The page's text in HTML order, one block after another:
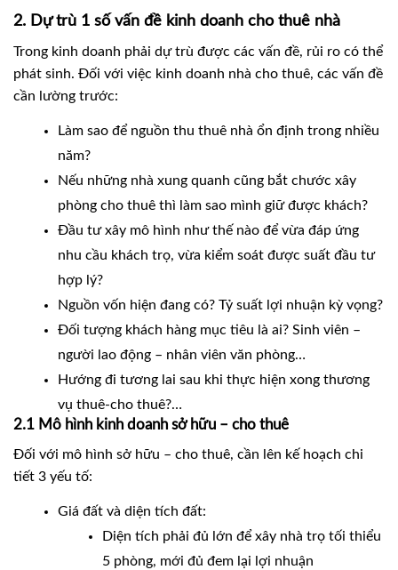
2. Dự trù 1 số vấn đề kinh doanh cho thuê nhà
Trong kinh doanh phải dự trù được các vấn đề, rủi ro có thể
phát sinh. Đối với việc kinh doanh nhà cho thuê, các vấn đề
cần lường trước:
Làm sao để nguồn thu thuê nhà ổn định trong nhiều
năm?
Nếu những nhà xung quanh cũng bắt chước xây
phòng cho thuê thì làm sao mình giữ được khách?
Đầu tư xây mô hình như thế nào để vừa đáp ứng
nhu cầu khách trọ, vừa kiểm soát được suất đầu tư
hợp lý?
Nguồn vốn hiện đang có? Tỷ suất lợi nhuận kỳ vọng?
Đối tượng khách hàng mục tiêu là ai? Sinh viên –
người lao động – nhân viên văn phòng…
Hướng đi tương lai sau khi thực hiện xong thương
vụ thuê-cho thuê?…
2.1 Mô hình kinh doanh sở hữu – cho thuê
Đối với mô hình sở hữu – cho thuê, cần lên kế hoạch chi
tiết 3 yếu tố:
Giá đất và diện tích đất:
Diện tích phải đủ lớn để xây nhà trọ tối thiểu
5 phòng, mới đủ đem lại lợi nhuận